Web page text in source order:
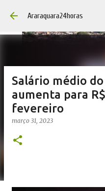
Pular para o
Araraquara24horas
Salário médio
aumenta para
fevereiro
março 31, 2023